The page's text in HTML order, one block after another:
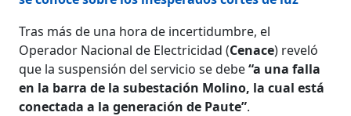
Tras más de una hora de incertidumbre, el
Operador Nacional de Electricidad (Cenace) reveló
que la suspensión del servicio se debe“a una falla
en la barra de la subestación Molino, la cual está
conectada a la generación de Paute”.